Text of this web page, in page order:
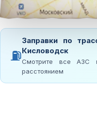
⛽
Заправки по
Кисловодск
Смотрите все АЗС
расстоянием